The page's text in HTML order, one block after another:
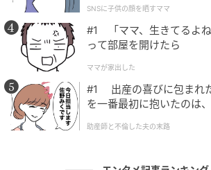
を持つことを世に知らしめた名作です
映画『海街diary』（2015年）：
鎌倉で暮らす四姉妹の長女・香田幸
絆を守る厳格さと優しさを体現し、
デミ－賞」で優秀主演女優賞を受賞
で高い評価を受けました。
SNSに子供の顔を晒すママ
#1 「ママ、生きてるよ
って部屋を開けたら
ママが家出した
#1 出産の喜びに包まれ
を一番最初に抱いたのは
助産師と不倫した夫の末路